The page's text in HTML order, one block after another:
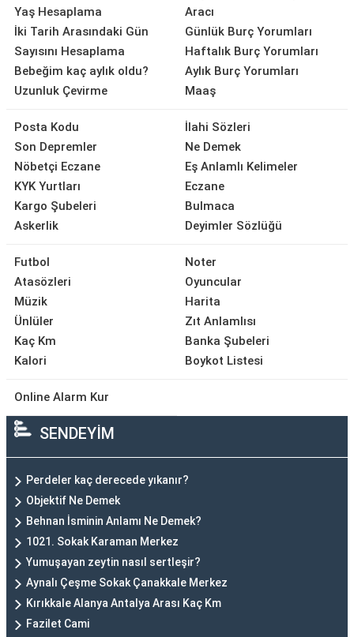
Yaş Hesaplama
İki Tarih Arasındaki Gün
Sayısını Hesaplama
Bebeğim kaç aylık oldu?
Uzunluk Çevirme
Aracı
Günlük Burç Yorumları
Haftalık Burç Yorumları
Aylık Burç Yorumları
Maaş
Posta Kodu
Son Depremler
Nöbetçi Eczane
KYK Yurtları
Kargo Şubeleri
Askerlik
İlahi Sözleri
Ne Demek
Eş Anlamlı Kelimeler
Eczane
Bulmaca
Deyimler Sözlüğü
Futbol
Atasözleri
Müzik
Ünlüler
Kaç Km
Kalori
Noter
Oyuncular
Harita
Zıt Anlamlısı
Banka Şubeleri
Boykot Listesi
Online Alarm Kur
SENDEYİM
Perdeler kaç derecede yıkanır?
Objektif Ne Demek
Behnan İsminin Anlamı Ne Demek?
1021. Sokak Karaman Merkez
Yumuşayan zeytin nasıl sertleşir?
Aynalı Çeşme Sokak Çanakkale Merkez
Kırıkkale Alanya Antalya Arası Kaç Km
Fazilet Cami